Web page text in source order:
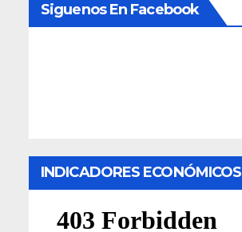
Siguenos En Facebook
INDICADORES ECONÓMICOS